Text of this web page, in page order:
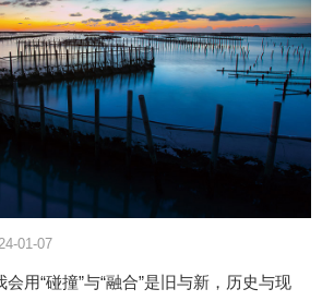
01-07
用“碰撞”与“融合”是旧与新，历史与现